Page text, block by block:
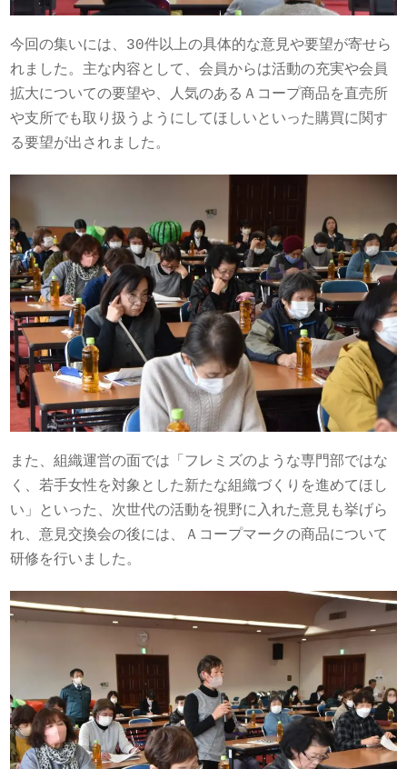
今回の集いには、30件以上の具体的な意見や要望が寄せら
れました。主な内容として、会員からは活動の充実や会員
拡大についての要望や、人気のあるＡコープ商品を直売所
や支所でも取り扱うようにしてほしいといった購買に関す
る要望が出されました。
また、組織運営の面では「フレミズのような専門部ではな
く、若手女性を対象とした新たな組織づくりを進めてほし
い」といった、次世代の活動を視野に入れた意見も挙げら
れ、意見交換会の後には、Ａコープマークの商品について
研修を行いました。